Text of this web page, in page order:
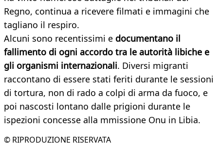
Regno, continua a ricevere filmati e immagini che
tagliano il respiro.
Alcuni sono recentissimi e documentano il
fallimento di ogni accordo tra le autorità libiche e
gli organismi internazionali. Diversi migranti
raccontano di essere stati feriti durante le sessioni
di tortura, non di rado a colpi di arma da fuoco, e
poi nascosti lontano dalle prigioni durante le
ispezioni concesse alla mmissione Onu in Libia.
© RIPRODUZIONE RISERVATA